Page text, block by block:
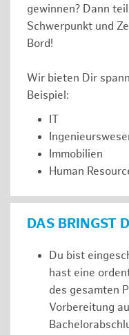
gewinnen? Dann
Schwerpunkt und
Bord!
Wir bieten Dir
Beispiel:
IT
Immobilien
Human
DAS BRINGST
Du bist
hast eine
des gesamten
Vorbereitung